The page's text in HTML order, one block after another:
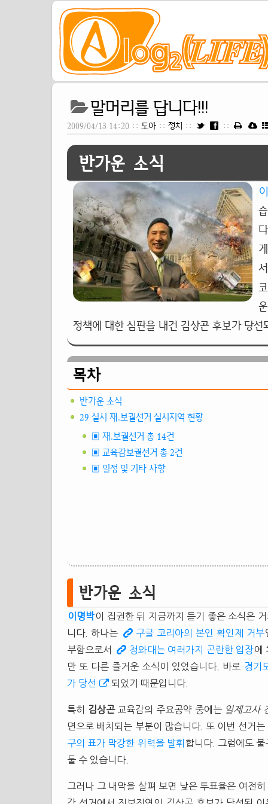
말머리를 답니다!!!
2009/04/13 14:20 :: 도아 :: 정치 :: ::
반가운 소식
정책에 대한 심판을 내건 김상곤 후보가 당선
목차
반가운 소식
29 실시 재.보궐선거 실시지역 현황
▣ 재.보궐선거 총 14건
▣ 교육감보궐선거 총 2건
▣ 일정 및 기타 사항
반가운 소식
이명박이 집권한 뒤 지금까지 듣기 좋은 소식은
니다. 하나는
구글 코리아의 본인 확인제 거부
부함으로서
청와대는 여러가지 곤란한 입장에
만 또 다른 즐거운 소식이 있었습니다. 바로 경기
가 당선
되었기 때문입니다.
특히 김상곤교육감의 주요공약 중에는 일제고사
면으로 배치되는 부분이 많습니다. 또 이번 선거
구의 표가 막강한 위력을 발휘 합니다. 그럼에도
둘 수 있습니다.
그러나 그 내막을 살펴 보면 낮은 투표율은 여전히